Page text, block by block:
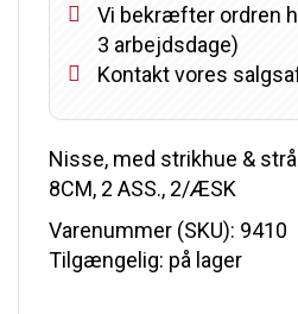
Vi bekræfter ordren
3 arbejdsdage)
Kontakt vores
Nisse, med strikhue &
8CM, 2 ASS., 2/ÆSK
Varenummer (SKU): 9410
Tilgængelig: på lager